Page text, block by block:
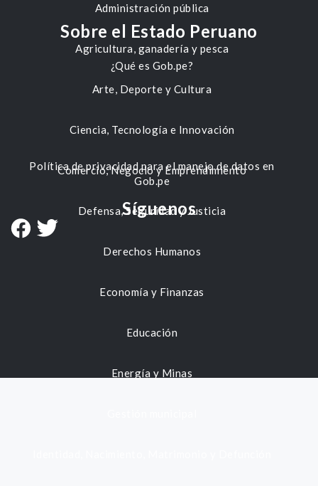
Administración pública
Agricultura, ganadería y pesca
Arte, Deporte y Cultura
Ciencia, Tecnología e Innovación
Comercio, Negocio y Emprendimiento
Defensa, Seguridad y Justicia
Derechos Humanos
Economía y Finanzas
Educación
Energía y Minas
Sobre el Estado Peruano
¿Qué es Gob.pe?
Política de privacidad para el manejo de datos en
Gob.pe
Síguenos